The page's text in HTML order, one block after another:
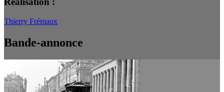
Thierry Frémaux
Bande-annonce